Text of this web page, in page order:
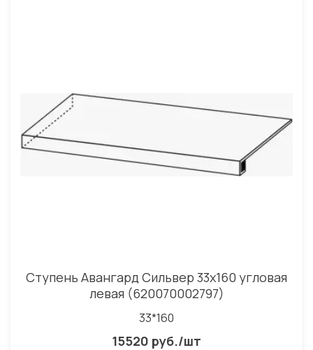
Ступень Авангард Сильвер 33x160 угловая
левая (620070002797)
33*160
15520 руб./шт